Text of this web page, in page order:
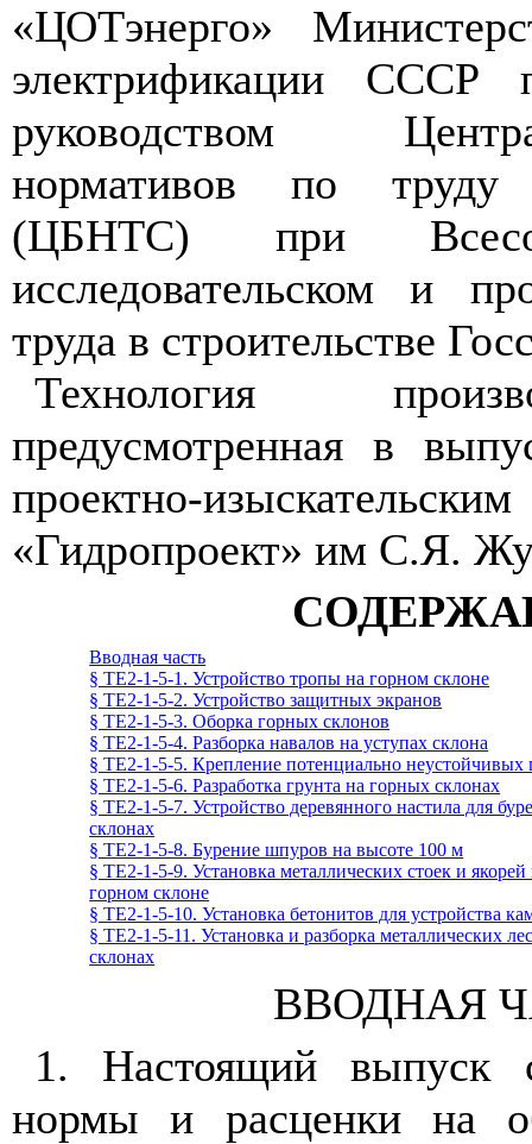
«ЦОТэнерго»
электрификации СССР
руководством
нормативов по труду
(ЦБНТС) при
исследовательском и
труда в строительстве
Технология
предусмотренная в
проектно-
«Гидропроект» им С.Я.
Вводная часть
§ ТЕ2-1-5-1. Устройство тропы на горном склоне
§ ТЕ2-1-5-2. Устройство защитных экранов
§ ТЕ2-1-5-3. Оборка горных склонов
§ ТЕ2-1-5-4. Разборка навалов на уступах склона
§ ТЕ2-1-5-5. Крепление потенциально неустойчивых
§ ТЕ2-1-5-6. Разработка грунта на горных склонах
§ ТЕ2-1-5-7. Устройство деревянного настила для
склонах
§ ТЕ2-1-5-8. Бурение шпуров на высоте 100 м
§ ТЕ2-1-5-9. Установка металлических стоек и
горном склоне
§ ТЕ2-1-5-10. Установка бетонитов для устройства
§ ТЕ2-1-5-11. Установка и разборка металлических
склонах
ВВОДНАЯ
1. Настоящий выпуск
нормы и расценки на